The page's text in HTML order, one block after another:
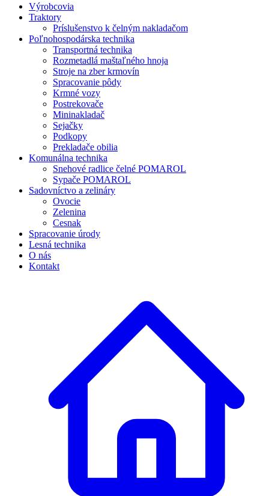
Výrobcovia
Traktory
Príslušenstvo k čelným nakladačom
Poľnohospodárska technika
Transportná technika
Rozmetadlá maštaľného hnoja
Stroje na zber krmovín
Spracovanie pôdy
Krmné vozy
Postrekovače
Mininakladač
Sejačky
Podkopy
Prekladače obilia
Komunálna technika
Snehové radlice čelné POMAROL
Sypače POMAROL
Sadovníctvo a zelináry
Ovocie
Zelenina
Cesnak
Spracovanie úrody
Lesná technika
O nás
Kontakt